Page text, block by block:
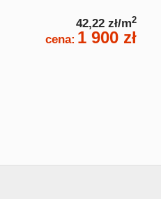
Kontakt
42,22 zł/m2
cena: 1 900 zł